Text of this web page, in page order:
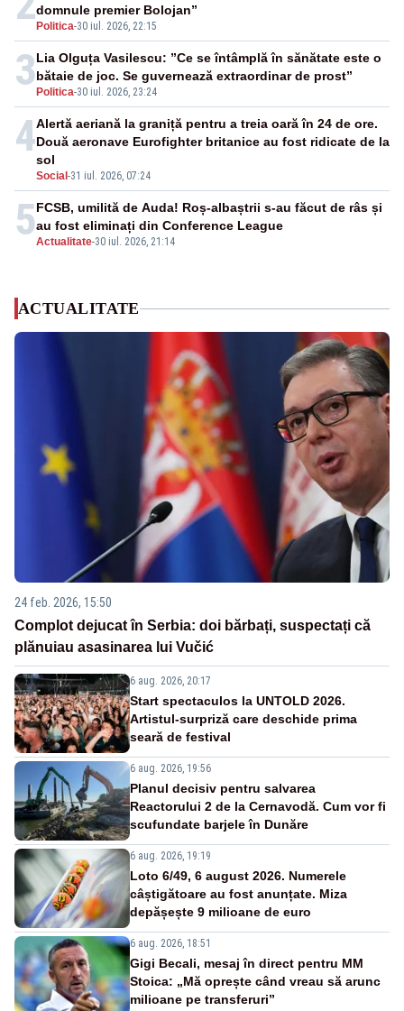
Politica-30 iul. 2026, 22:15
domnule premier Bolojan”
3 Politica-30 iul. 2026, 23:24
Lia Olguța Vasilescu: ”Ce se întâmplă în sănătate este o
bătaie de joc. Se guvernează extraordinar de prost”
4
Social -31 iul. 2026, 07:24
Alertă aeriană la graniță pentru a treia oară în 24 de ore.
Două aeronave Eurofighter britanice au fost ridicate de la
sol
5Actualitate-30 iul. 2026, 21:14
FCSB, umilită de Auda! Roș-albaștrii s-au făcut de râs și
au fost eliminați din Conference League
ACTUALITATE
24 feb. 2026, 15:50
Complot dejucat în Serbia: doi bărbați, suspectați că
plănuiau asasinarea lui Vučić
6 aug. 2026, 20:17
Start spectaculos la UNTOLD 2026.
Artistul-surpriză care deschide prima
seară de festival
6 aug. 2026, 19:56
Planul decisiv pentru salvarea
Reactorului 2 de la Cernavodă. Cum vor fi
scufundate barjele în Dunăre
6 aug. 2026, 19:19
Loto 6/49, 6 august 2026. Numerele
câștigătoare au fost anunțate. Miza
depășește 9 milioane de euro
6 aug. 2026, 18:51
Gigi Becali, mesaj în direct pentru MM
Stoica: „Mă oprește când vreau să arunc
milioane pe transferuri”